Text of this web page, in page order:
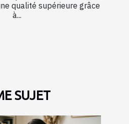
qualité supérieure grâce
à...
SUJET